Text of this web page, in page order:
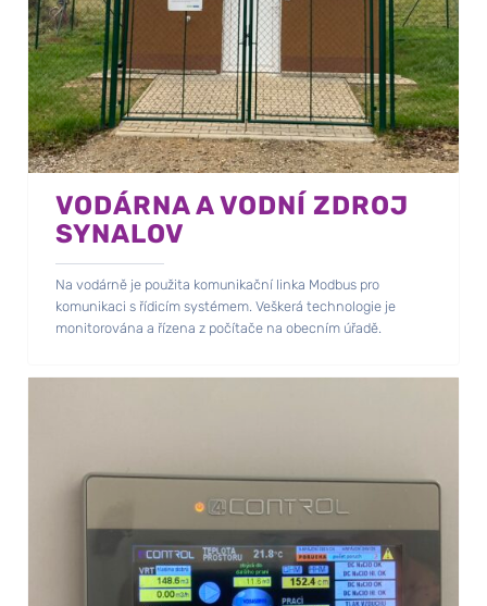
VODÁRNA A VODNÍ ZDROJ
SYNALOV
Na vodárně je použita komunikační linka Modbus pro
komunikaci s řídicím systémem. Veškerá technologie je
monitorována a řízena z počítače na obecním úřadě.